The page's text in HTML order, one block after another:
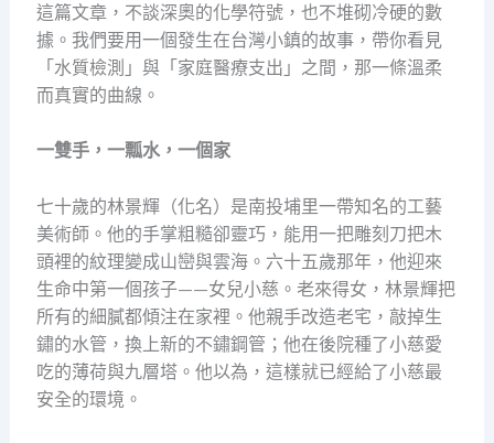
這篇文章，不談深奧的化學符號，也不堆砌冷硬的數
據。我們要用一個發生在台灣小鎮的故事，帶你看見
「水質檢測」與「家庭醫療支出」之間，那一條溫柔
而真實的曲線。
一雙手，一瓢水，一個家
七十歲的林景輝（化名）是南投埔里一帶知名的工藝
美術師。他的手掌粗糙卻靈巧，能用一把雕刻刀把木
頭裡的紋理變成山巒與雲海。六十五歲那年，他迎來
生命中第一個孩子——女兒小慈。老來得女，林景輝把
所有的細膩都傾注在家裡。他親手改造老宅，敲掉生
鏽的水管，換上新的不鏽鋼管；他在後院種了小慈愛
吃的薄荷與九層塔。他以為，這樣就已經給了小慈最
安全的環境。